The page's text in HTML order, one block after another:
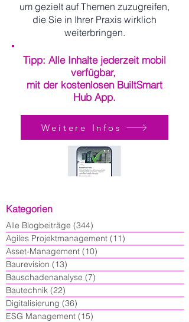
um gezielt auf Themen zuzugreifen,
die Sie in Ihrer Praxis wirklich
weiterbringen.
Tipp: Alle Inhalte jederzeit mobil
verfügbar,
mit der kostenlosen BuiltSmart
Hub App.
Weitere Infos
Kategorien
Alle Blogbeiträge (344)
Agiles Projektmanagement (11)
Asset-Management (10)
Baurevision (13)
Bauschadenanalyse (7)
Bautechnik (22)
Digitalisierung (36)
ESG Management (15)